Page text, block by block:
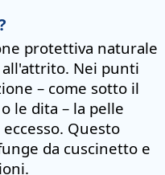
protettiva naturale
Nei punti
– come sotto il
le dita – la pelle
Questo
da cuscinetto e